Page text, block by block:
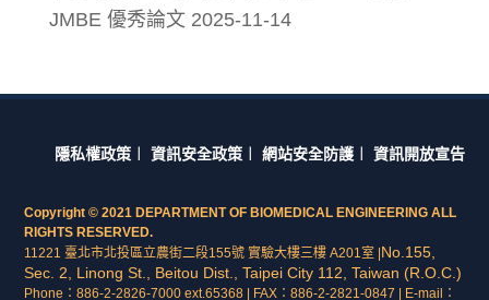
JMBE 優秀論文 2025-11-14
隱私權政策︱ 資訊安全政策︱ 網站安全防護︱ 資訊開放宣告
Copyright © 2021 DEPARTMENT OF BIOMEDICAL ENGINEERING ALL
RIGHTS RESERVED.
11221 臺北市北投區立農街二段155號 實驗大樓三樓 A201室 | No.155,
Sec. 2, Linong St., Beitou Dist., Taipei City 112, Taiwan (R.O.C.)
Phone：886-2-2826-7000 ext.65368 | FAX：886-2-2821-0847 | E-mail：